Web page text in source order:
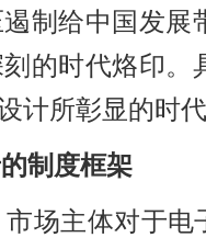
制给中国发
的时代烙印
计所彰显的时代
制度框架
场主体对于